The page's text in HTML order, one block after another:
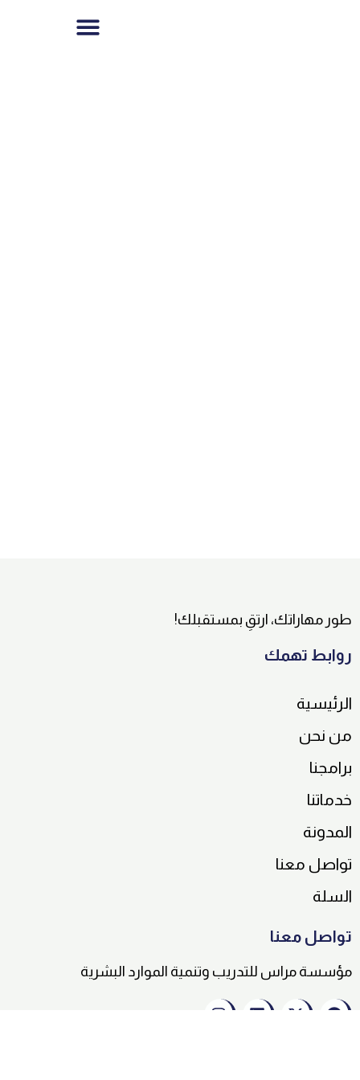
طور مهاراتك، ارتقِ بمستقبلك!
روابط تهمك
الرئيسية
من نحن
برامجنا
خدماتنا
المدونة
تواصل معنا
السلة
تواصل معنا
مؤسسة مراس للتدريب وتنمية الموارد البشرية